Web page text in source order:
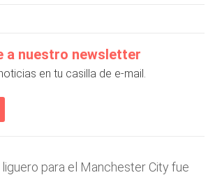
a nuestro newsletter
en tu casilla de e-mail.
para el Manchester City fue